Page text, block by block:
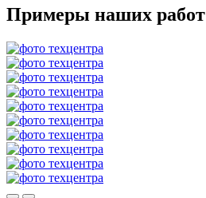
Примеры наших работ